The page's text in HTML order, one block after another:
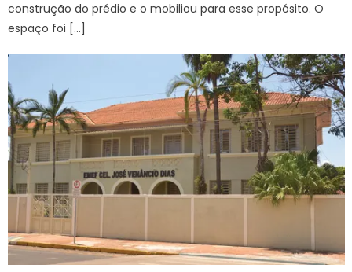
construção do prédio e o mobiliou para esse propósito. O
espaço foi […]